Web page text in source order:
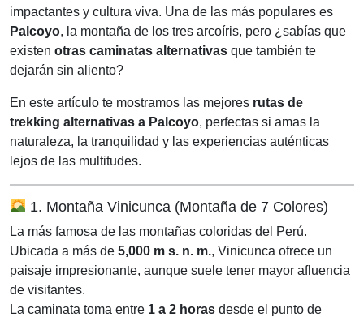
impactantes y cultura viva. Una de las más populares es
Palcoyo, la montaña de los tres arcoíris, pero ¿sabías que
existen otras caminatas alternativas que también te
dejarán sin aliento?
En este artículo te mostramos las mejores rutas de
trekking alternativas a Palcoyo, perfectas si amas la
naturaleza, la tranquilidad y las experiencias auténticas
lejos de las multitudes.
1. Montaña Vinicunca (Montaña de 7 Colores)
La más famosa de las montañas coloridas del Perú.
Ubicada a más de 5,000 m s. n. m., Vinicunca ofrece un
paisaje impresionante, aunque suele tener mayor afluencia
de visitantes.
La caminata toma entre 1 a 2 horas desde el punto de